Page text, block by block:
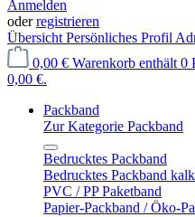
Anmelden
oderregistrieren
Übersicht Persönliches Profil
0,00 € Warenkorb enthält 0
0,00 €.
Packband
Zur Kategorie Packband
Bedrucktes Packband
Bedrucktes Packband
PVC / PP Paketband
Papier-Packband / Öko-